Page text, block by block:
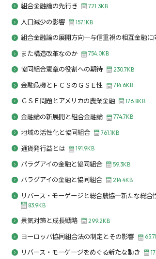
組合金融論の先行き 721.3KB
人口減少の影響 157.1KB
組合金融論の展開方向―与信重視の相互金融
また構造改革なのか 754.0KB
協同組合憲章の役割への期待 230.7KB
金融危機とＦＣＳのＧＳＥ性 714.6KB
ＧＳＥ問題とアメリカの農業金融 176.8KB
金融論の新展開と組合金融論 774.7KB
地域の活性化と協同組合 761.1KB
通貨発行益とは 191.9KB
パラグアイの金融と協同組合 59.3KB
パラグアイの金融と協同組合 214.4KB
リバース・モーゲージと総合農協―新たな総
83.9KB
景気対策と成長戦略 299.2KB
ヨーロッパ協同組合法の制定とその影響
リバース・モーゲージをめぐる新たな動き